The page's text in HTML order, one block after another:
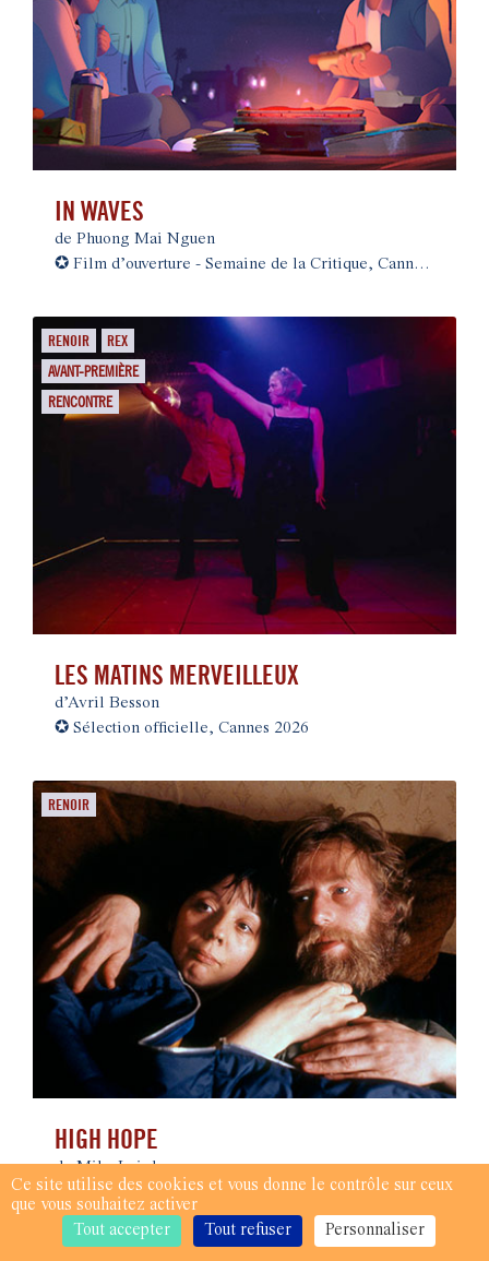
IN WAVES
de Phuong Mai Nguen
✪ Film d’ouverture - Semaine de la Critique, Cannes 2026
RENOIR REX
AVANT-PREMIÈRE
RENCONTRE
LES MATINS MERVEILLEUX
d’Avril Besson
✪ Sélection officielle, Cannes 2026
RENOIR
HIGH HOPE
de Mike Leigh
✪Prix de la critique internationale, Venise 1988
Ce site utilise des cookies et vous donne le contrôle sur ceux
que vous souhaitez activer
Tout accepter
Tout refuser Personnaliser